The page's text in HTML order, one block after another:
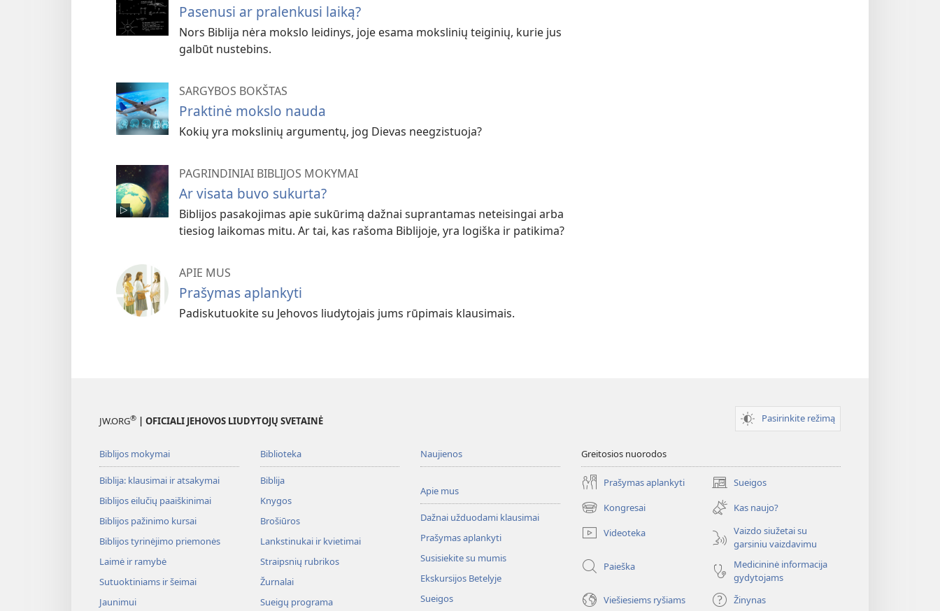
Pasenusi ar pralenkusi laiką?
Nors Biblija nėra mokslo leidinys, joje esama mokslinių teiginių, kurie jus
galbūt nustebins.
SARGYBOS BOKŠTAS
Praktinė mokslo nauda
Kokių yra mokslinių argumentų, jog Dievas neegzistuoja?
PAGRINDINIAI BIBLIJOS MOKYMAI
Ar visata buvo sukurta?
Biblijos pasakojimas apie sukūrimą dažnai suprantamas neteisingai arba
tiesiog laikomas mitu. Ar tai, kas rašoma Biblijoje, yra logiška ir patikima?
APIE MUS
Prašymas aplankyti
Padiskutuokite su Jehovos liudytojais jums rūpimais klausimais.
JW.ORG® | OFICIALI JEHOVOS LIUDYTOJŲ SVETAINĖ Pasirinkite režimą
Biblijos mokymai
Biblija: klausimai ir atsakymai
Biblijos eilučių paaiškinimai
Biblijos pažinimo kursai
Biblijos tyrinėjimo priemonės
Laimė ir ramybė
Sutuoktiniams ir šeimai
Jaunimui
Biblioteka
Biblija
Knygos
Brošiūros
Lankstinukai ir kvietimai
Straipsnių rubrikos
Žurnalai
Sueigų programa
Naujienos
Apie mus
Dažnai užduodami klausimai
Prašymas aplankyti
Susisiekite su mumis
Ekskursijos Betelyje
Sueigos
Greitosios nuorodos
Prašymas aplankyti Sueigos
(atsiveria
naujas
langas)
Kongresai
(atsiveria
naujas
langas)
Kas naujo?
Videoteka
Vaizdo siužetai su
garsiniu vaizdavimu
Paieška
Medicininė informacija
gydytojams
Viešiesiems ryšiams
Žinynas